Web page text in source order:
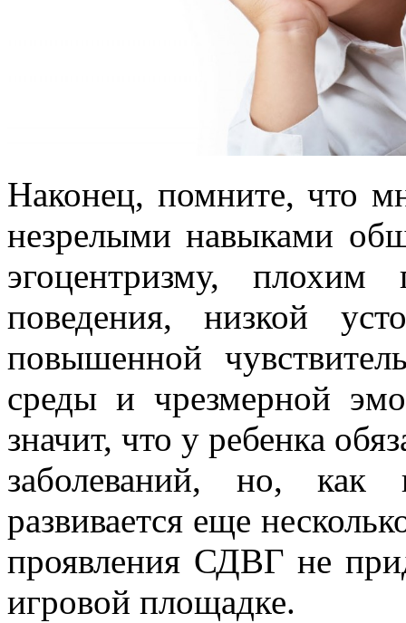
Наконец, помните, что
незрелыми навыками
эгоцентризму, плохим
поведения, низкой
повышенной
среды и чрезмерной
значит, что у ребенка
заболеваний, но,
развивается еще
проявления СДВГ не
игровой площадке.